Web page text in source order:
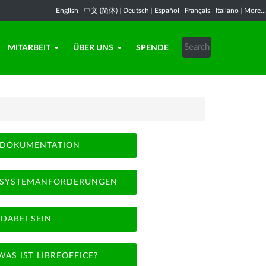
English 中文 (简体) Deutsch Español Français Italiano More...
MITARBEIT ÜBER UNS SPENDE
DOKUMENTATION
SYSTEMANFORDERUNGEN
DABEI SEIN
IST LIBREOFFICE?